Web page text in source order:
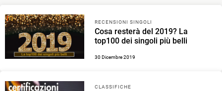
RECENSIONI SINGOLI
Cosa resterà del 2019? La
top100 dei singoli più belli
30 Dicembre 2019
CLASSIFICHE